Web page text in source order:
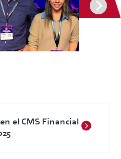
el CMS Financial